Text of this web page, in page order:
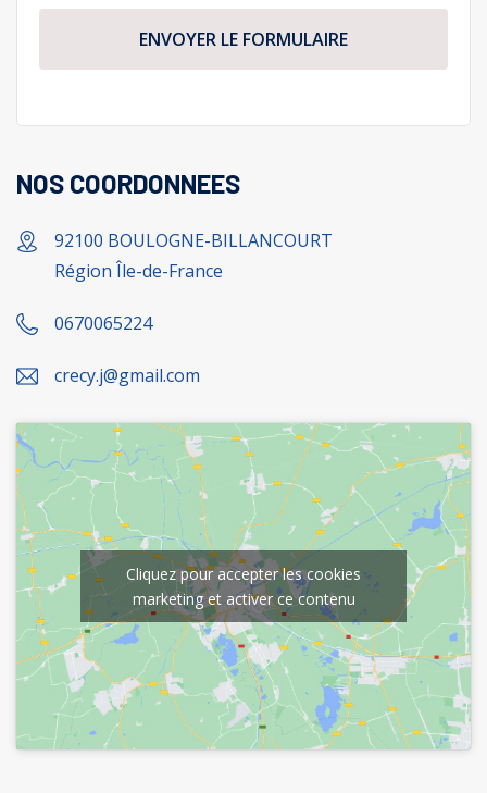
ENVOYER LE FORMULAIRE
NOS COORDONNEES
92100 BOULOGNE-BILLANCOURT
Région Île-de-France
0670065224
crecy.j@gmail.com
Cliquez pour accepter les cookies
marketing et activer ce contenu